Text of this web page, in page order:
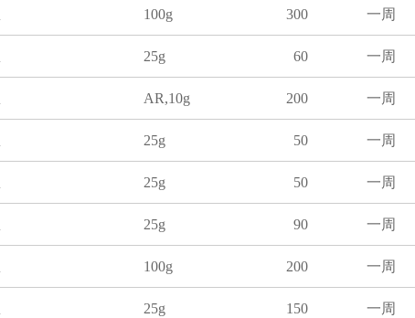
100g 300 一周
25g 60 一周
AR,10g 200 一周
25g 50 一周
25g 50 一周
25g 90 一周
100g 200 一周
25g 150 一周